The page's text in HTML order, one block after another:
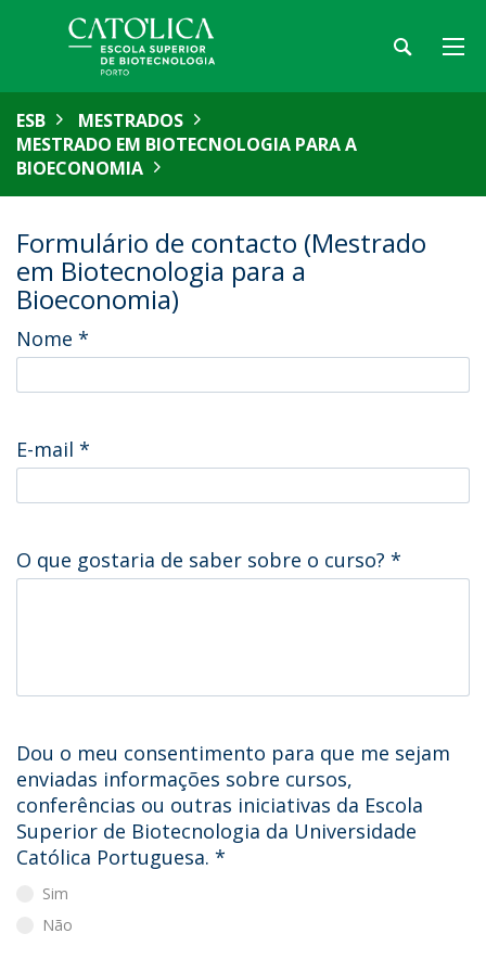
ESB
MESTRADOS
MESTRADO EM BIOTECNOLOGIA PARA A
BIOECONOMIA
Formulário de contacto (Mestrado
em Biotecnologia para a
Bioeconomia)
Nome *
E-mail *
O que gostaria de saber sobre o curso? *
Dou o meu consentimento para que me sejam
enviadas informações sobre cursos,
conferências ou outras iniciativas da Escola
Superior de Biotecnologia da Universidade
Católica Portuguesa. *
Sim
Não